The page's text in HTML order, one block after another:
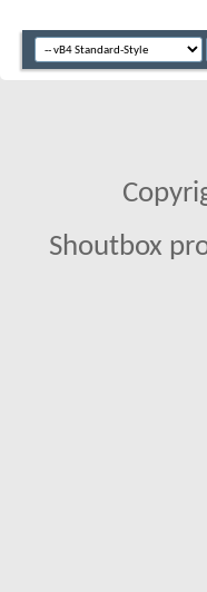
Shoutbox